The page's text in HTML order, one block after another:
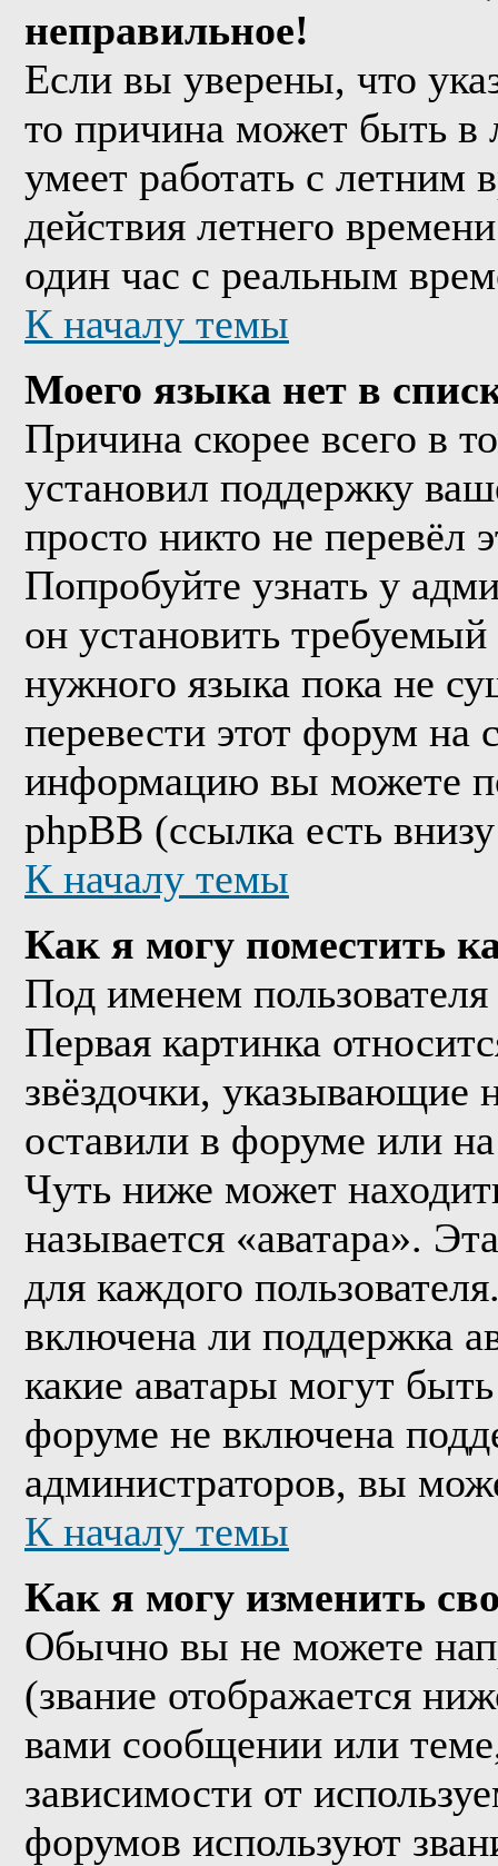
неправильное!
Если вы уверены, что
то причина может быть
умеет работать с летним
действия летнего
один час с реальным
К началу темы
Моего языка нет в
Причина скорее всего в
установил поддержку
просто никто не перевёл
Попробуйте узнать у
он установить
нужного языка пока не
перевести этот форум
информацию вы можете
phpBB (ссылка есть
К началу темы
Как я могу поместить
Под именем
Первая картинка
звёздочки, указывающие
оставили в форуме или
Чуть ниже может
называется «аватара».
для каждого
включена ли поддержка
какие аватары могут
форуме не включена
администраторов, вы
К началу темы
Как я могу изменить
Обычно вы не можете
(звание отображается
вами сообщении или
зависимости от
форумов используют